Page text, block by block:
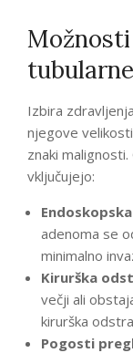
Izbira
njegove
znaki
vključujejo:
adenoma se
minimalno
Kirurška
večji ali
kirurška
Pogosti